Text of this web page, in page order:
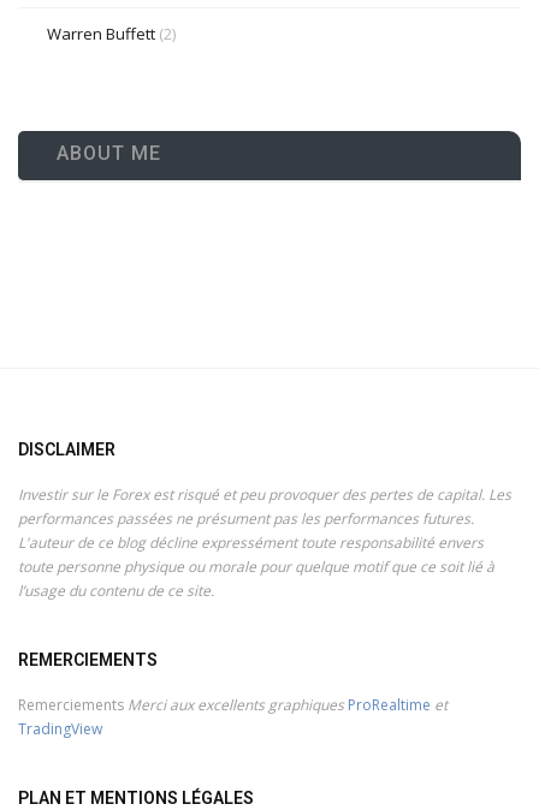
Warren Buffett (2)
ABOUT ME
DISCLAIMER
Investir sur le Forex est risqué et peu provoquer des pertes de capital. Les
performances passées ne présument pas les performances futures.
L'auteur de ce blog décline expressément toute responsabilité envers
toute personne physique ou morale pour quelque motif que ce soit lié à
l’usage du contenu de ce site.
REMERCIEMENTS
Remerciements Merci aux excellents graphiques ProRealtime et
TradingView
PLAN ET MENTIONS LÉGALES